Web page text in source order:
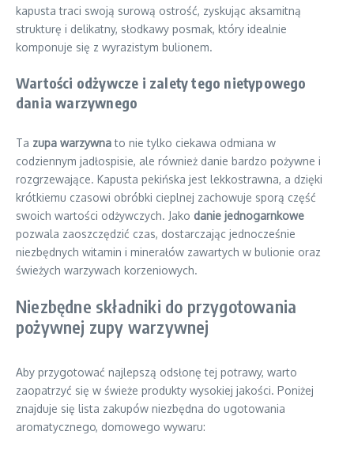
kapusta traci swoją surową ostrość, zyskując aksamitną
strukturę i delikatny, słodkawy posmak, który idealnie
komponuje się z wyrazistym bulionem.
Wartości odżywcze i zalety tego nietypowego
dania warzywnego
Ta zupa warzywnato nie tylko ciekawa odmiana w
codziennym jadłospisie, ale również danie bardzo pożywne i
rozgrzewające. Kapusta pekińska jest lekkostrawna, a dzięki
krótkiemu czasowi obróbki cieplnej zachowuje sporą część
swoich wartości odżywczych. Jako danie jednogarnkowe
pozwala zaoszczędzić czas, dostarczając jednocześnie
niezbędnych witamin i minerałów zawartych w bulionie oraz
świeżych warzywach korzeniowych.
Niezbędne składniki do przygotowania
pożywnej zupy warzywnej
Aby przygotować najlepszą odsłonę tej potrawy, warto
zaopatrzyć się w świeże produkty wysokiej jakości. Poniżej
znajduje się lista zakupów niezbędna do ugotowania
aromatycznego, domowego wywaru: